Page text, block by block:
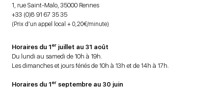
1, rue Saint-Malo, 35000 Rennes
+33 (0)8 91 67 35 35
(Prix d’un appel local + 0,20€/minute)
Horaires du 1er juillet au 31 août
Du lundi au samedi de 10h à 19h.
Les dimanches et jours fériés de 10h à 13h et de 14h à 17h.
Horaires du 1er septembre au 30 juin